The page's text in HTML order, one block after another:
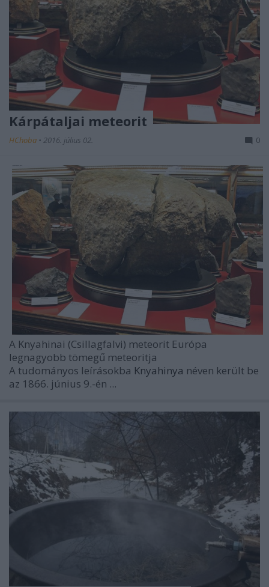
Kárpátaljai meteorit
HChoba • 2016. július 02. 0
A Knyahinai (Csillagfalvi) meteorit Európa
legnagyobb tömegű meteoritja
A tudományos leírásokba Knyahinya néven került be
az 1866. június 9.-én ...